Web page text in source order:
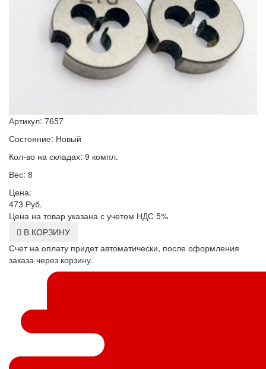
Артикул: 7657
Состояние: Новый
Кол-во на складах: 9 компл.
Вес: 8
Цена:
473 Руб.
Цена на товар указана с учетом НДС 5%
В КОРЗИНУ
Счет на оплату придет автоматически, после оформления
заказа через корзину.